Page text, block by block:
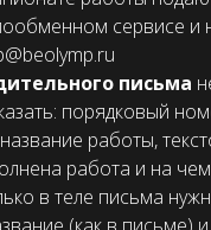
сервисе и
письма
порядковый
работы,
работа и на
в теле письма